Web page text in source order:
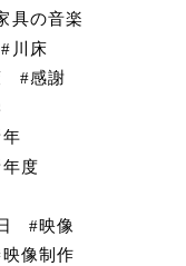
具の音楽
川床
感謝
年度
映像
映像制作